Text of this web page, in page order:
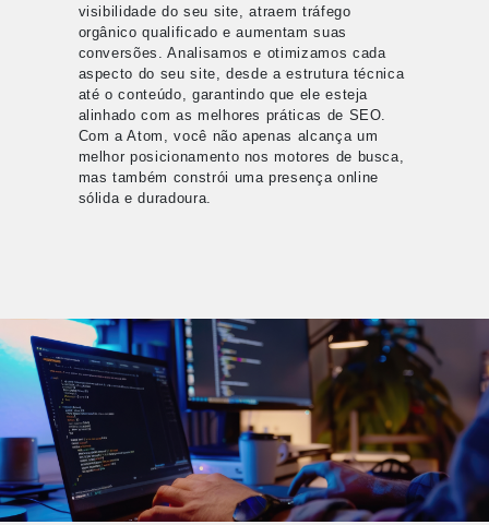
visibilidade do seu site, atraem tráfego
orgânico qualificado e aumentam suas
conversões. Analisamos e otimizamos cada
aspecto do seu site, desde a estrutura técnica
até o conteúdo, garantindo que ele esteja
alinhado com as melhores práticas de SEO.
Com a Atom, você não apenas alcança um
melhor posicionamento nos motores de busca,
mas também constrói uma presença online
sólida e duradoura.